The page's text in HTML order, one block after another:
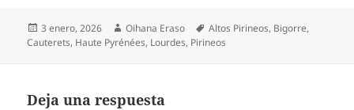
Publicado
el
3 enero, 2026 Autor
Oihana Eraso Etiquetas
Altos Pirineos, Bigorre,
Cauterets, Haute Pyrénées, Lourdes, Pirineos
Deja una respuesta